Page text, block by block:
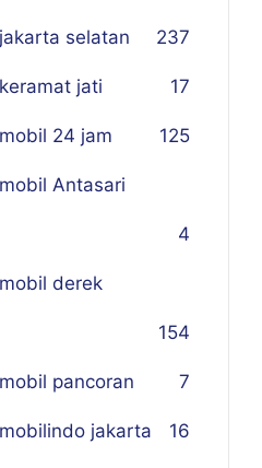
selatan 237
jati 17
24 jam 125
Antasari
4
derek
154
pancoran 7
jakarta 16